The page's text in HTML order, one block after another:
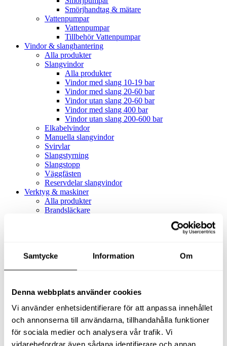
Samtycke Information Om
Denna webbplats använder cookies
Vi använder enhetsidentifierare för att anpassa innehållet
och annonserna till användarna, tillhandahålla funktioner
för sociala medier och analysera vår trafik. Vi
vidarebefordrar även sådana identifierare och annan
Smörjhandtag & mätare
Vattenpumpar
Vattenpumpar
Tillbehör Vattenpumpar
Vindor & slanghantering
Alla produkter
Slangvindor
Alla produkter
Vindor med slang 10-19 bar
Vindor med slang 20-60 bar
Vindor utan slang 20-60 bar
Vindor med slang 400 bar
Vindor utan slang 200-600 bar
Elkabelvindor
Manuella slangvindor
Svirvlar
Slangstyrning
Slangstopp
Väggfästen
Reservdelar slangvindor
Verktyg & maskiner
Alla produkter
Brandsläckare
Alla produkter
Slangfäste
Textil- & Våtdammsugare
Tillbehör Textil- & våtdammsugare
Adaptrar
Dammsugare